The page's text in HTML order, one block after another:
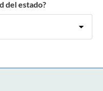
del estado?